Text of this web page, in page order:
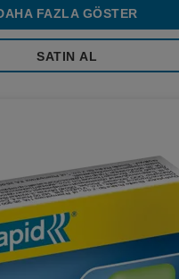
FAZLA GÖSTER
SATIN AL